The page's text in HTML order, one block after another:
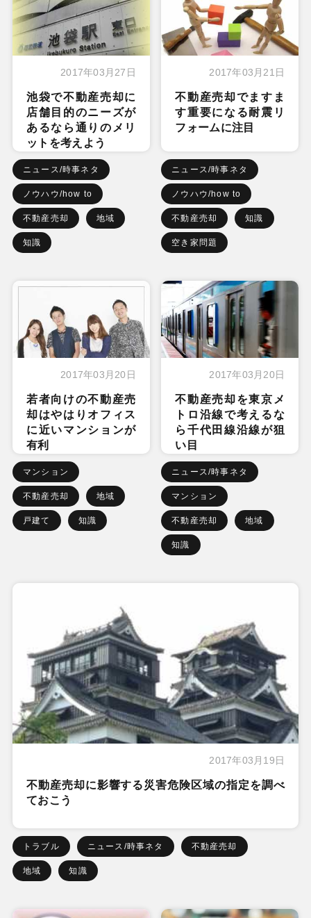
2017年03月27日
池袋で不動産売却に
店舗目的のニーズが
あるなら通りのメリ
ットを考えよう
ニュース/時事ネタ
ノウハウ/how to
不動産売却 地域
知識
2017年03月21日
不動産売却でますま
す重要になる耐震リ
フォームに注目
ニュース/時事ネタ
ノウハウ/how to
不動産売却 知識
空き家問題
2017年03月20日
若者向けの不動産売
却はやはりオフィス
に近いマンションが
有利
マンション
不動産売却 地域
戸建て 知識
2017年03月20日
不動産売却を東京メ
トロ沿線で考えるな
ら千代田線沿線が狙
い目
ニュース/時事ネタ
マンション
不動産売却 地域
知識
2017年03月19日
不動産売却に影響する災害危険区域の指定を調べ
ておこう
トラブル ニュース/時事ネタ 不動産売却
地域 知識